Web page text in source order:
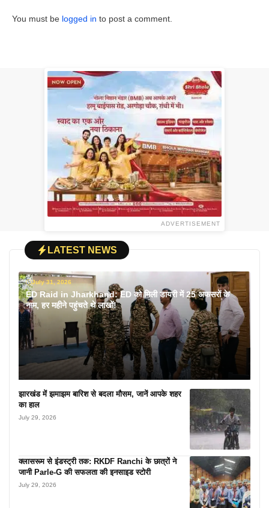
You must be logged in to post a comment.
ADVERTISEMENT
LATEST NEWS
July 31, 2026
ED Raid in Jharkhand: ED को मिली डायरी में 25 अफसरों के
नाम, हर महीने पहुंचते थे लाखों!
झारखंड में झमाझम बारिश से बदला मौसम, जानें आपके शहर
का हाल
July 29, 2026
क्लासरूम से इंडस्ट्री तक: RKDF Ranchi के छात्रों ने
जानी Parle-G की सफलता की इनसाइड स्टोरी
July 29, 2026